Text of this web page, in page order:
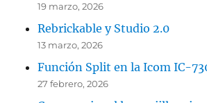
19 marzo, 2026
Rebrickable y Studio 2.0
13 marzo, 2026
Función Split en la Icom IC-
27 febrero, 2026